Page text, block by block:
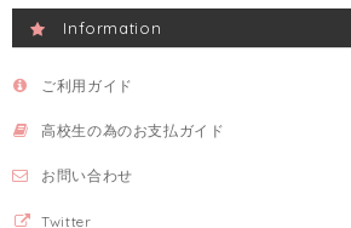
Information
ご利用ガイド
高校生の為のお支払ガイド
お問い合わせ
Twitter